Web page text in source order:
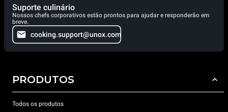
Suporte culinário
Nossos chefs corporativos estão prontos para ajudar e responderão em
breve.
cooking.support@unox.com
PRODUTOS
Todos os produtos